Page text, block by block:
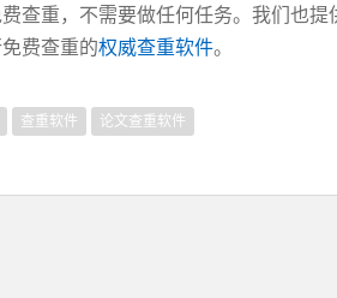
查重，不需要做任何任务。我们也提
费查重的权威查重软件。
查重软件 论文查重软件